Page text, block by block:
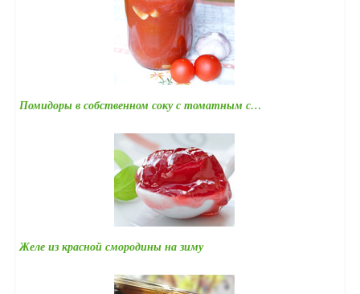
Помидоры в собственном соку с томатным с…
Желе из красной смородины на зиму